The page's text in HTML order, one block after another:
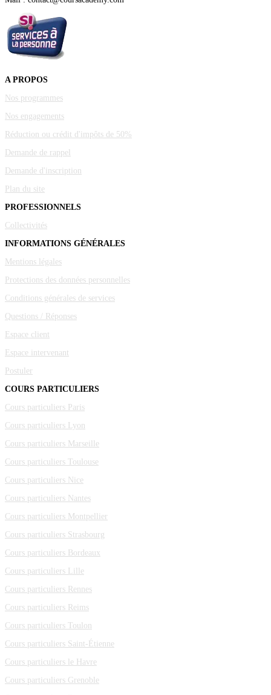
A PROPOS
Nos programmes
Nos engagements
Réduction ou crédit d'impôts de 50%
Demande de rappel
Demande d'inscription
Plan du site
PROFESSIONNELS
Collectivités
INFORMATIONS GÉNÉRALES
Mentions légales
Protections des données personnelles
Conditions générales de services
Questions / Réponses
Espace client
Espace intervenant
Postuler
COURS PARTICULIERS
Cours particuliers Paris
Cours particuliers Lyon
Cours particuliers Marseille
Cours particuliers Toulouse
Cours particuliers Nice
Cours particuliers Nantes
Cours particuliers Montpellier
Cours particuliers Strasbourg
Cours particuliers Bordeaux
Cours particuliers Lille
Cours particuliers Rennes
Cours particuliers Reims
Cours particuliers Toulon
Cours particuliers Saint-Étienne
Cours particuliers le Havre
Cours particuliers Grenoble